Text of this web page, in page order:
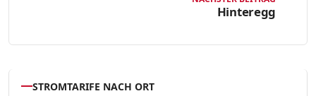
Hinteregg
STROMTARIFE NACH ORT